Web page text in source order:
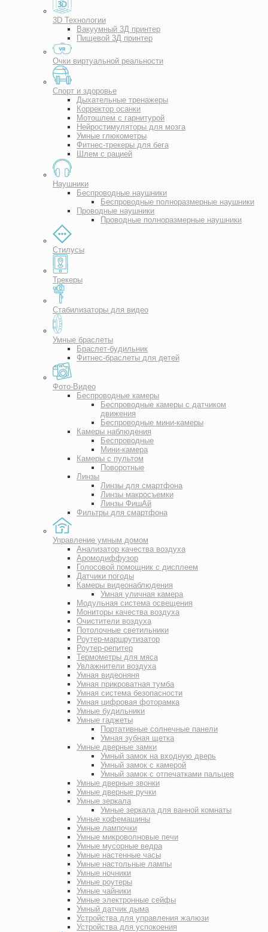
3D Технологии
Вакуумный 3Д принтер
Пищевой 3Д принтер
Очки виртуальной реальности
Спорт и здоровье
Дыхательные тренажеры
Корректор осанки
Мотошлем с гарнитурой
Нейростимуляторы для мозга
Умные глюкометры
Фитнес-трекеры для бега
Шлем с рацией
Наушники
Беспроводные наушники
Беспроводные полноразмерные наушники
Проводные наушники
Проводные полноразмерные наушники
Стилусы
Трекеры
Стабилизаторы для видео
Умные браслеты
Браслет-будильник
Фитнес-браслеты для детей
Фото-Видео
Беспроводные камеры
Беспроводные камеры с датчиком
движения
Беспроводные мини-камеры
Камеры наблюдения
Беспроводные
Мини-камера
Камеры с пультом
Поворотные
Линзы
Линзы для смартфона
Линзы макросъемки
Линзы ФишАй
Фильтры для смартфона
Управление умным домом
Анализатор качества воздуха
Аромодиффузор
Голосовой помощник с дисплеем
Датчики погоды
Камеры видеонаблюдения
Умная уличная камера
Модульная система освещения
Мониторы качества воздуха
Очистители воздуха
Потолочные светильники
Роутер-маршрутизатор
Роутер-репитер
Термометры для мяса
Увлажнители воздуха
Умная видеоняня
Умная прикроватная тумба
Умная система безопасности
Умная цифровая фоторамка
Умные будильники
Умные гаджеты
Портативные солнечные панели
Умная зубная щетка
Умные дверные замки
Умный замок на входную дверь
Умный замок с камерой
Умный замок с отпечатками пальцев
Умные дверные звонки
Умные дверные ручки
Умные зеркала
Умные зеркала для ванной комнаты
Умные кофемашины
Умные лампочки
Умные микроволновые печи
Умные мусорные ведра
Умные настенные часы
Умные настольные лампы
Умные ночники
Умные роутеры
Умные чайники
Умные электронные сейфы
Умный датчик дыма
Устройства для управления жалюзи
Устройства для успокоения